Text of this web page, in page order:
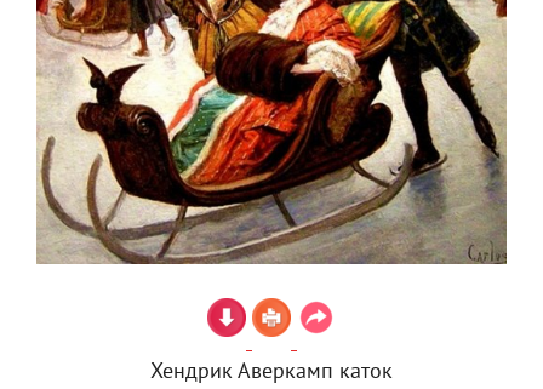
Хендрик Аверкамп каток